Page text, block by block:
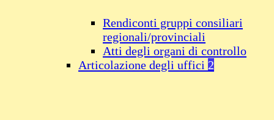
Rendiconti gruppi consiliari
regionali/provinciali
Atti degli organi di controllo
Articolazione degli uffici 2